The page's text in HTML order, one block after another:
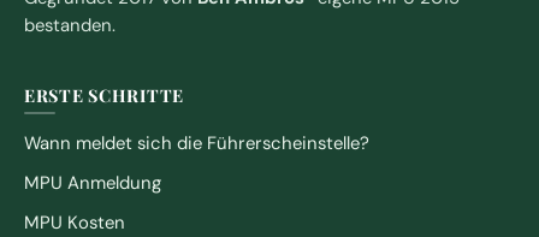
bestanden.
ERSTE SCHRITTE
Wann meldet sich die Führerscheinstelle?
MPU Anmeldung
MPU Kosten